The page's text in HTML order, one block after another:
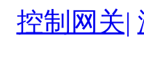
控制网关|